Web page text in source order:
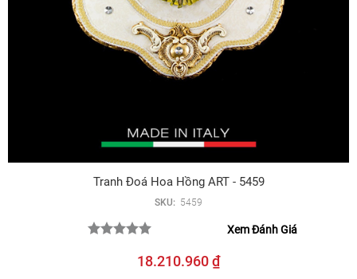
Tranh Đoá Hoa Hồng ART - 5459
SKU: 5459
Xem Đánh Giá
18.210.960 ₫